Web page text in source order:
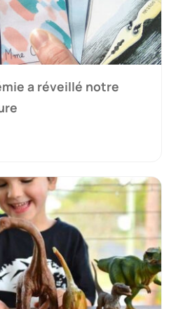
a réveillé notre